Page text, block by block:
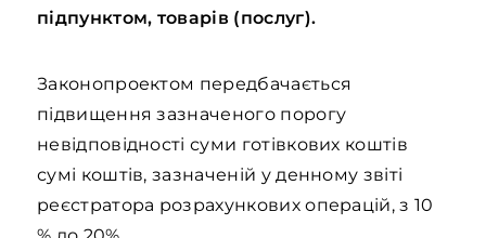
підпунктом, товарів (послуг).
Законопроектом передбачається
підвищення зазначеного порогу
невідповідності суми готівкових коштів
сумі коштів, зазначеній у денному звіті
реєстратора розрахункових операцій, з 10